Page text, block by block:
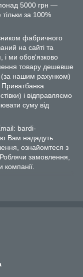
5000 грн —
за 100%
фабричного
на сайті та
і ми обов'язково
товару дешевше
нашим рахунком)
і відправляємо
суму від
bardi-
Вам нададуть
ознайомтеся з
замовлення,